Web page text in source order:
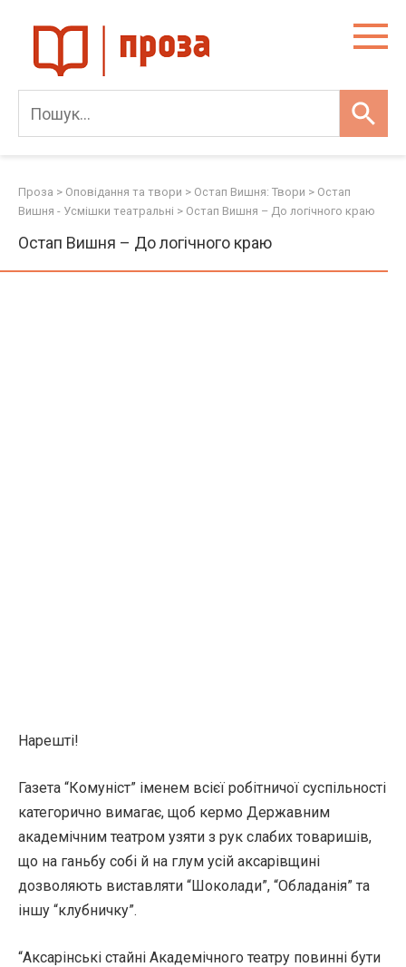
content
Проза > Оповідання та твори > Остап Вишня: Твори > Остап
Вишня - Усмішки театральні > Остап Вишня – До логічного краю
Остап Вишня – До логічного краю
Нарешті!
Газета “Комуніст” іменем всієї робітничої суспільності
категорично вимагає, щоб кермо Державним
академічним театром узяти з рук слабих товаришів,
що на ганьбу собі й на глум усій аксарівщині
дозволяють виставляти “Шоколади”, “Обладанія” та
іншу “клубничку”.
“Аксарінські стайні Академічного театру повинні бути